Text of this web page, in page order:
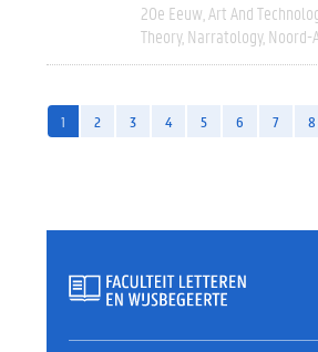
20e Eeuw Art And
Theory Narratology Noord-
1 2 3 4 5 6 7 8